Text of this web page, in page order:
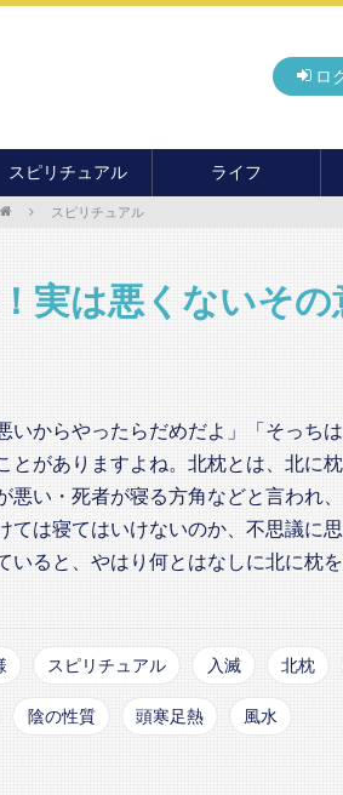
ロ
スピリチュアル
開運
パワースポット
オカルト
ライフ
スピリチュアル
実は悪くないその
いからやったらだめだよ」「そっち
とがありますよね。北枕とは、北に
悪い・死者が寝る方角などと言われ
ては寝てはいけないのか、不思議に
いると、やはり何とはなしに北に枕
スピリチュアル 入滅 北枕
陰の性質 頭寒足熱 風水